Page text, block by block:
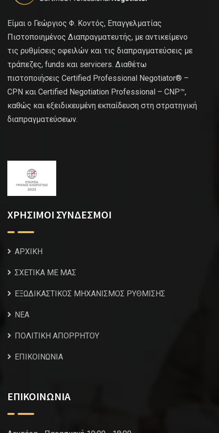
Είμαι ο Γεώργιος Φ. Κοντός, Επαγγελματίας
Πιστοποιημένος Διαπραγματευτής, με αντικείμενο
τις ρυθμίσεις οφειλών και τις διαπραγματεύσεις με
τράπεζες, funds και servicers. Διαθέτω
πιστοποιήσεις Certified Professional Negotiator® –
CPN και Certified Negotiation Professional – CNP™,
καθώς και εξειδικευμένη εκπαίδευση στη στρατηγική
διαπραγματεύσεων.
ΧΡΗΣΙΜΟΙ ΣΥΝΔΕΣΜΟΙ
ΑΡΧΙΚΗ
ΣΧΕΤΙΚΑ ΜΕ ΜΑΣ
ΕΞΩΔΙΚΑΣΤΙΚΟΣ ΜΗΧΑΝΙΣΜΟΣ ΡΥΘΜΙΣΗΣ
NEA
ΠΟΛΙΤΙΚΗ ΑΠΟΡΡΗΤΟΥ
ΕΠΙΚΟΙΝΩΝΙΑ
ΕΠΙΚΟΙΝΩΝΙΑ